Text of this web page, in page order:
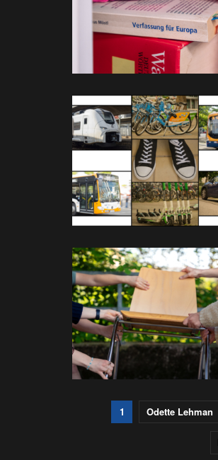
1 Odette Lehman